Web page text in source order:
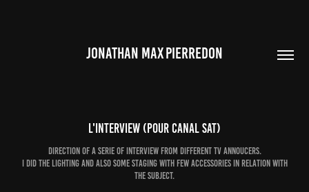
JONATHAN MAX PIERREDON
L'Interview (pour Canal Sat)
direction of a serie of interview from different tv annoucers.
i did the lighting and also some staging with few accessories in relation with
the subject.